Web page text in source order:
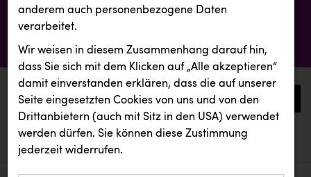
0
aktuelle aussendungen
aktuelle aussendungen
anderem auch personenbezogene Daten
verarbeitet.
Wir weisen in diesem Zusammenhang darauf hin,
dass Sie sich mit dem Klicken auf „Alle akzeptieren“
damit ein­ver­standen erklären, dass die auf unserer
Seite eingesetzten Cookies von uns und von den
Drittanbietern (auch mit Sitz in den USA) verwendet
werden dürfen. Sie können diese Zustimmung
jederzeit widerrufen.